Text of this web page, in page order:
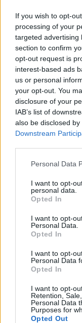
If you wish to opt-
processing of your
targeted advertising
section to confirm
opt-out request is
interest-based ads
us or personal
your opt-out. You
disclosure of your
IAB’s list of
also be disclosed
Downstream
Please note that
not limited to your
grant or deny
use your data for
consent section.
Personal Data
I want to opt-
personal data.
Opted In
I want to opt-
Personal Data.
Opted In
I want to opt-
Personal Data
Opted In
I want to opt-
Retention,
Personal Data
Purposes for
Opted Out
Uniós
pénzek
ELEMZÉSEK
legdrágábbja
gyorsmérleg
HÍREK